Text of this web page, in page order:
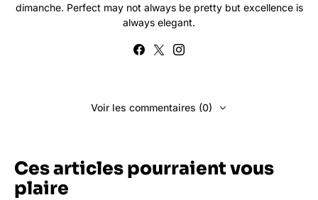
dimanche. Perfect may not always be pretty but excellence is
always elegant.
Voir les commentaires (0)
Ces articles pourraient vous
plaire